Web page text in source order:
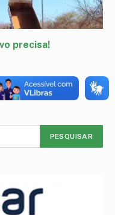
precisa!